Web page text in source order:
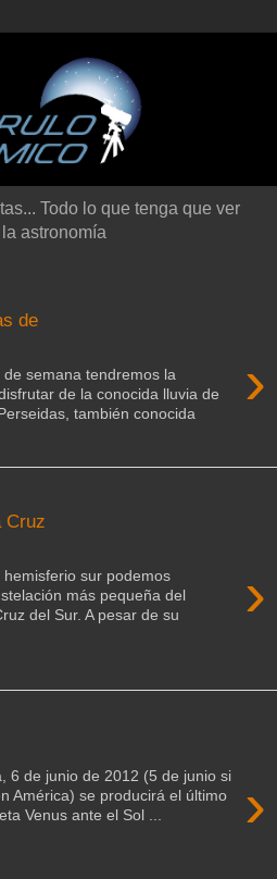
Todo lo que tenga que ver
astronomía
de
›
semana tendremos la
de la conocida lluvia de
también conocida
Cruz
›
hemisferio sur podemos
más pequeña del
del Sur. A pesar de su
›
6 de junio de 2012 (5 de junio si
América) se producirá el último
Venus ante el Sol ...